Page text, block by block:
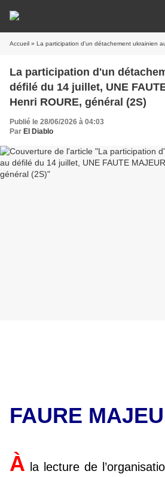
Accueil » La participation d'un détachement ukrainien au défilé du 14 juillet, UNE
La participation d'un
défilé du 14 juillet, UNE
Henri ROURE, général (2S)
Publié le 28/06/2026 à 04:03
Par El Diablo
FAURE
À la lecture de